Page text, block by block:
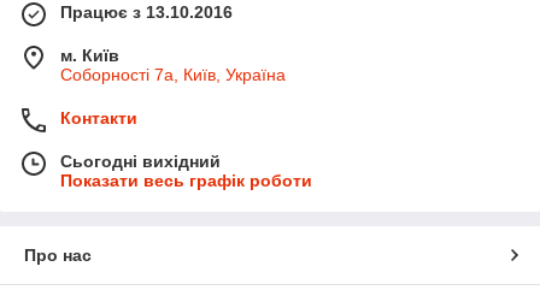
Працює з 13.10.2016
м. Київ
Соборності 7а, Київ, Україна
Контакти
Сьогодні вихідний
Показати весь графік роботи
Про нас